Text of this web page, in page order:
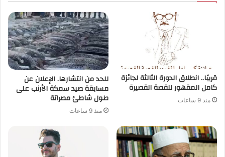
قريبًا.. انطلاق الدورة الثالثة لجائزة
كامل المقهور للقصة القصيرة
منذ 9 ساعات
للحد من انتشارها. الإعلان عن
مسابقة صيد سمكة الأرنب على
طول شاطئ مصراتة
منذ 9 ساعات